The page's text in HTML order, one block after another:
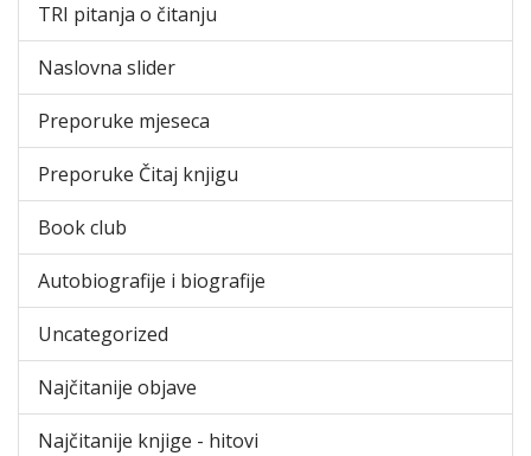
TRI pitanja o čitanju
Naslovna slider
Preporuke mjeseca
Preporuke Čitaj knjigu
Book club
Autobiografije i biografije
Uncategorized
Najčitanije objave
Najčitanije knjige - hitovi